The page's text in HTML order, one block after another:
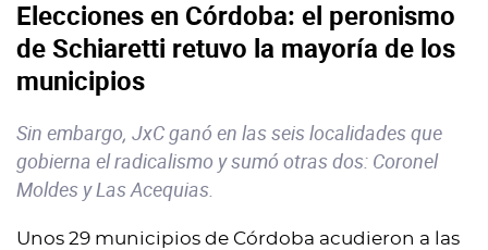
Elecciones en Córdoba: el peronismo
de Schiaretti retuvo la mayoría de los
municipios
Sin embargo, JxC ganó en las seis localidades que
gobierna el radicalismo y sumó otras dos: Coronel
Moldes y Las Acequias.
Unos 29 municipios de Córdoba acudieron a las